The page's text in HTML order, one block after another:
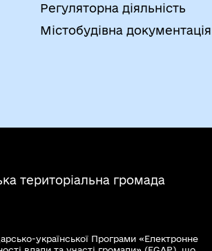
Регуляторна діяльність
Містобудівна документація
територіальна громада
української Програми «Електронне